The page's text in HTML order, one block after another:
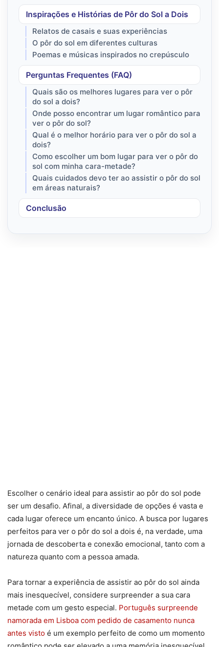
Inspirações e Histórias de Pôr do Sol a Dois
Relatos de casais e suas experiências
O pôr do sol em diferentes culturas
Poemas e músicas inspirados no crepúsculo
Perguntas Frequentes (FAQ)
Quais são os melhores lugares para ver o pôr
do sol a dois?
Onde posso encontrar um lugar romântico para
ver o pôr do sol?
Qual é o melhor horário para ver o pôr do sol a
dois?
Como escolher um bom lugar para ver o pôr do
sol com minha cara-metade?
Quais cuidados devo ter ao assistir o pôr do sol
em áreas naturais?
Conclusão
Escolher o cenário ideal para assistir ao pôr do sol pode
ser um desafio. Afinal, a diversidade de opções é vasta e
cada lugar oferece um encanto único. A busca por lugares
perfeitos para ver o pôr do sol a dois é, na verdade, uma
jornada de descoberta e conexão emocional, tanto com a
natureza quanto com a pessoa amada.
Para tornar a experiência de assistir ao pôr do sol ainda
mais inesquecível, considere surpreender a sua cara
metade com um gesto especial. Português surpreende
namorada em Lisboa com pedido de casamento nunca
antes visto é um exemplo perfeito de como um momento